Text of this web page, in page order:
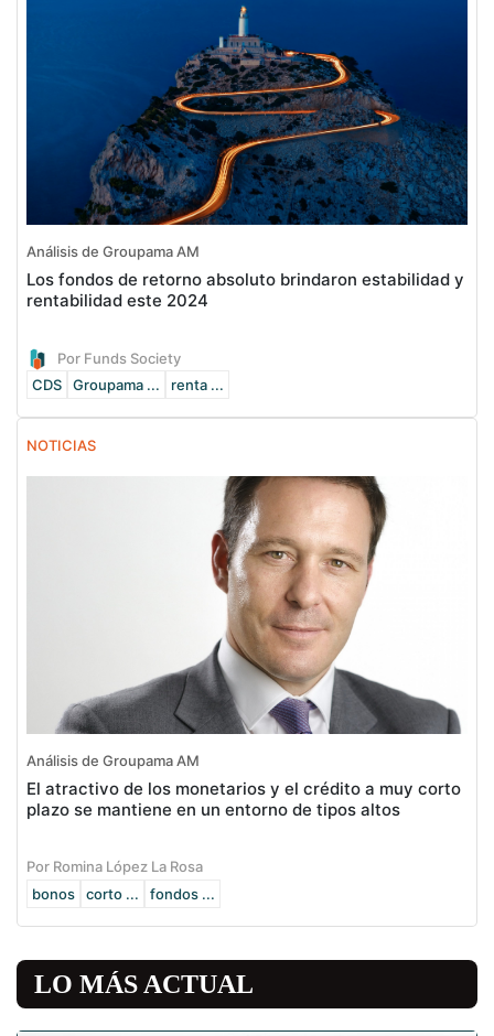
Análisis de Groupama AM
Los fondos de retorno absoluto brindaron estabilidad y
rentabilidad este 2024
Por Funds Society
CDS
Groupama ... renta ...
NOTICIAS
Análisis de Groupama AM
El atractivo de los monetarios y el crédito a muy corto
plazo se mantiene en un entorno de tipos altos
Por Romina López La Rosa
bonos
corto ... fondos ...
LO MÁS ACTUAL